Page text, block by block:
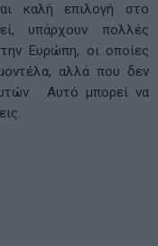
καλή επιλογή στο
υπάρχουν πολλές
Ευρώπη, οι οποίες
αλλά που δεν
. Αυτό μπορεί να